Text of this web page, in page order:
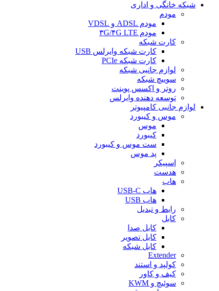
شبکه خانگی و اداری
مودم
مودم ADSL و VDSL
مودم ۳G/۴G LTE
کارت شبکه
کارت شبکه وایرلس USB
کارت شبکه PCIe
لوازم جانبی شبکه
سوییچ شبکه
روتر و اکسس پوینت
توسعه دهنده وایرلس
لوازم جانبی کامپیوتر
موس و کیبورد
موس
کیبورد
ست موس و کیبورد
پد موس
اسپیکر
هدست
هاب
هاب USB-C
هاب USB
رابط و تبدیل
کابل
کابل صدا
کابل تصویر
کابل شبکه
Extender
کولپد و استند
کیف و کاور
سوئیچ و KWM